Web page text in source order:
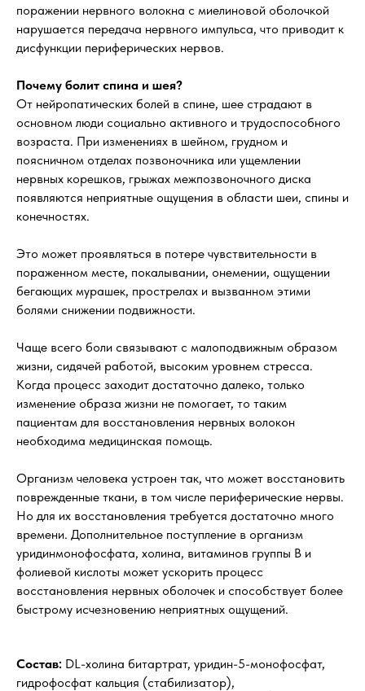
поражении нервного волокна с миелиновой оболочкой
нарушается передача нервного импульса, что приводит к
дисфункции периферических нервов.
Почему болит спина и шея?
От нейропатических болей в спине, шее страдают в
основном люди социально активного и трудоспособного
возраста. При изменениях в шейном, грудном и
поясничном отделах позвоночника или ущемлении
нервных корешков, грыжах межпозвоночного диска
появляются неприятные ощущения в области шеи, спины и
конечностях.
Это может проявляться в потере чувствительности в
пораженном месте, покалывании, онемении, ощущении
бегающих мурашек, прострелах и вызванном этими
болями снижении подвижности.
Чаще всего боли связывают с малоподвижным образом
жизни, сидячей работой, высоким уровнем стресса.
Когда процесс заходит достаточно далеко, только
изменение образа жизни не помогает, то таким
пациентам для восстановления нервных волокон
необходима медицинская помощь.
Организм человека устроен так, что может восстановить
поврежденные ткани, в том числе периферические нервы.
Но для их восстановления требуется достаточно много
времени. Дополнительное поступление в организм
уридинмонофосфата, холина, витаминов группы В и
фолиевой кислоты может ускорить процесс
восстановления нервных оболочек и способствует более
быстрому исчезновению неприятных ощущений.
Состав: DL-холина битартрат, уридин-5-монофосфат,
гидрофосфат кальция (стабилизатор),